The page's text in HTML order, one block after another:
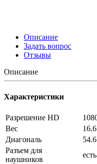
Описание
Задать вопрос
Отзывы
Описание
Характеристики
Разрешение HD
Вес
Диагональ
Разъем для
наушников
есть